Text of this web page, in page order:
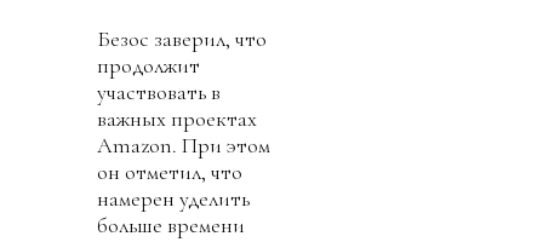
Безос заверил, что
продолжит
участвовать в
важных проектах
Amazon. При этом
он отметил, что
намерен уделить
больше времени